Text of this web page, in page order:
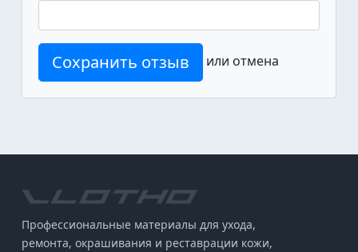
Сохранить отзыв или отмена
Профессиональные материалы для ухода,
ремонта, окрашивания и реставрации кожи,